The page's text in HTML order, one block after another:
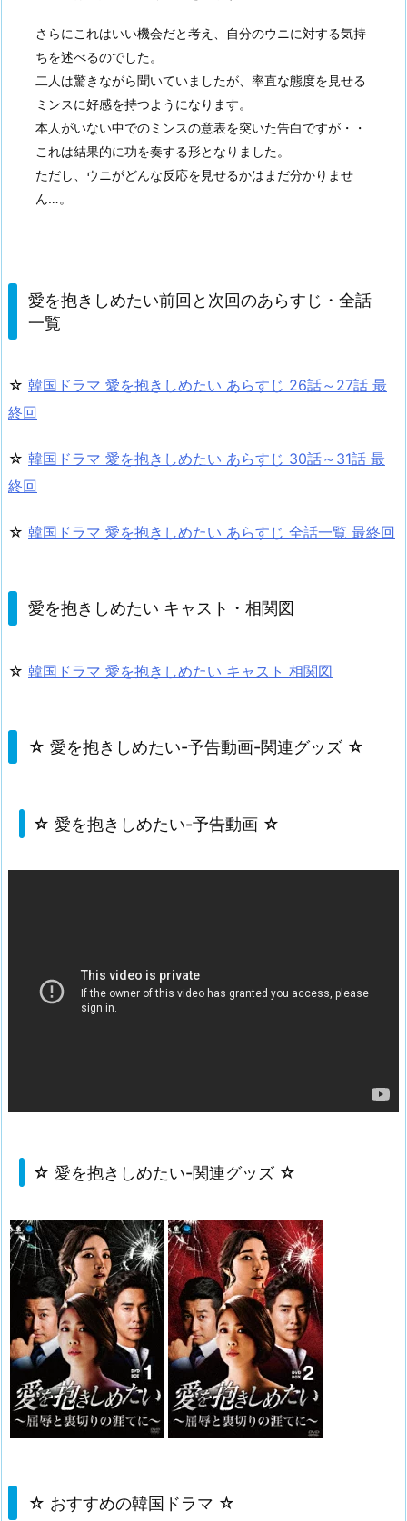
さらにこれはいい機会だと考え、自分のウニに対する気持
ちを述べるのでした。
二人は驚きながら聞いていましたが、率直な態度を見せる
ミンスに好感を持つようになります。
本人がいない中でのミンスの意表を突いた告白ですが・・
これは結果的に功を奏する形となりました。
ただし、ウニがどんな反応を見せるかはまだ分かりませ
ん…。
愛を抱きしめたい前回と次回のあらすじ・全話
一覧
☆ 韓国ドラマ 愛を抱きしめたい あらすじ 26話～27話 最
終回
☆ 韓国ドラマ 愛を抱きしめたい あらすじ 30話～31話 最
終回
☆ 韓国ドラマ 愛を抱きしめたい あらすじ 全話一覧 最終回
愛を抱きしめたい キャスト・相関図
☆ 韓国ドラマ 愛を抱きしめたい キャスト 相関図
☆ 愛を抱きしめたい-予告動画-関連グッズ ☆
☆ 愛を抱きしめたい-予告動画 ☆
☆ 愛を抱きしめたい-関連グッズ ☆
☆ おすすめの韓国ドラマ ☆